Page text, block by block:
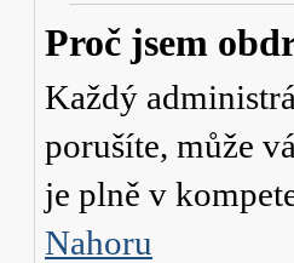
Proč jsem
Každý
porušíte, může
je plně v
Nahoru